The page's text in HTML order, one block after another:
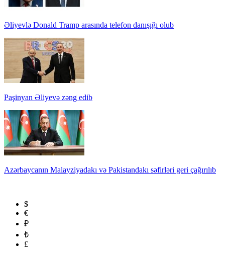
Əliyevlə Donald Tramp arasında telefon danışığı olub
Paşinyan Əliyevə zəng edib
Azərbaycanın Malayziyadakı və Pakistandakı səfirləri geri çağırılıb
$
€
₽
₺
£